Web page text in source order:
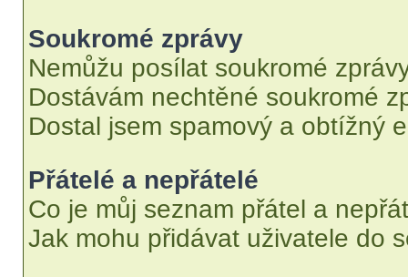
Soukromé zprávy
Nemůžu posílat soukromé
Dostávám nechtěné soukromé
Dostal jsem spamový a obtížný
Přátelé a nepřátelé
Co je můj seznam přátel a
Jak mohu přidávat uživatele do